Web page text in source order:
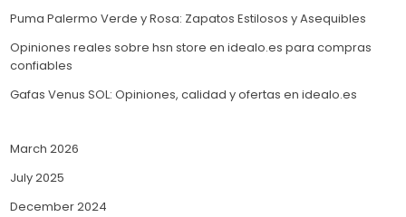
Puma Palermo Verde y Rosa: Zapatos Estilosos y Asequibles
Opiniones reales sobre hsn store en idealo.es para compras
confiables
Gafas Venus SOL: Opiniones, calidad y ofertas en idealo.es
March 2026
July 2025
December 2024